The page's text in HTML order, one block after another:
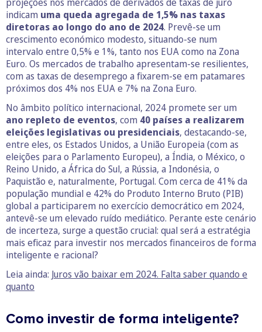
indicam uma queda agregada de 1,5% nas taxas
diretoras ao longo do ano de 2024. Prevê-se um
crescimento económico modesto, situando-se num
intervalo entre 0,5% e 1%, tanto nos EUA como na Zona
Euro. Os mercados de trabalho apresentam-se resilientes,
com as taxas de desemprego a fixarem-se em patamares
próximos dos 4% nos EUA e 7% na Zona Euro.
No âmbito político internacional, 2024 promete ser um
ano repleto de eventos, com 40 países a realizarem
eleições legislativas ou presidenciais, destacando-se,
entre eles, os Estados Unidos, a União Europeia (com as
eleições para o Parlamento Europeu), a Índia, o México, o
Reino Unido, a África do Sul, a Rússia, a Indonésia, o
Paquistão e, naturalmente, Portugal. Com cerca de 41% da
população mundial e 42% do Produto Interno Bruto (PIB)
global a participarem no exercício democrático em 2024,
antevê-se um elevado ruído mediático. Perante este cenário
de incerteza, surge a questão crucial: qual será a estratégia
mais eficaz para investir nos mercados financeiros de forma
inteligente e racional?
Leia ainda: Juros vão baixar em 2024. Falta saber quando e
quanto
Como investir de forma inteligente?